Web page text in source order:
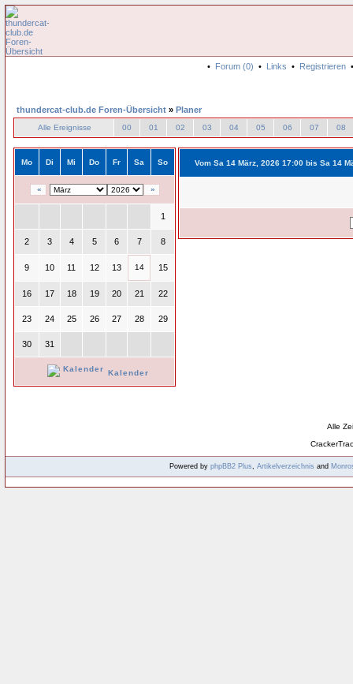
• Forum (0) • Links • Registrieren
thundercat-club.de Foren-Übersicht » Planer
Alle Ereignisse 00 01 02 03 04 05 06 07 08
Mo Di Mi Do Fr Sa So
« »
1
2 3 4 5 6 7 8
9 10 11 12 13 14 15
16 17 18 19 20 21 22
23 24 25 26 27 28 29
30 31
Kalender
Vom Sa 14 März, 2026 17:00 bis Sa 14
Alle
Powered by phpBB2 Plus, Artikelverzeichnis and